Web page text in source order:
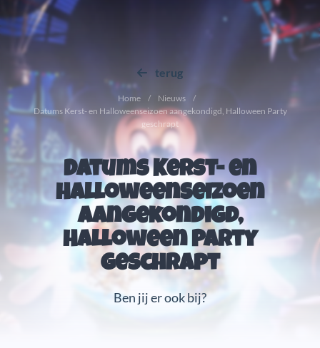
terug
Home
Nieuws
Datums Kerst- en Halloweenseizoen aangekondigd, Halloween Party
geschrapt
Datums Kerst- en
Halloweenseizoen
aangekondigd,
Halloween Party
geschrapt
Ben jij er ook bij?